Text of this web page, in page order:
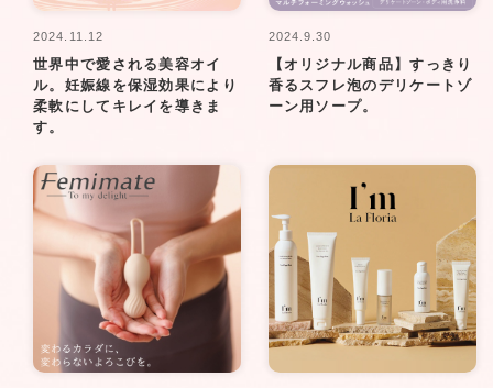
2024.11.12
世界中で愛される美容オイ
ル。妊娠線を保湿効果により
柔軟にしてキレイを導きま
す。
2024.9.30
【オリジナル商品】すっきり
香るスフレ泡のデリケートゾ
ーン用ソープ。